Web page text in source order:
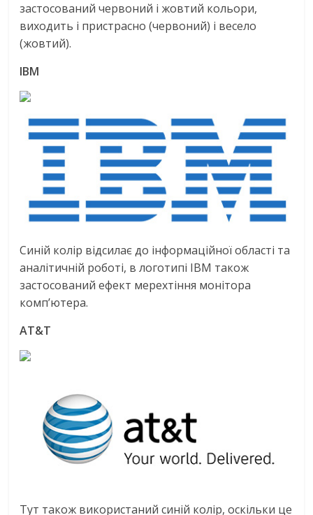
застосований червоний і жовтий кольори,
виходить і пристрасно (червоний) і весело
(жовтий).
IBM
Синій колір відсилає до інформаційної області та
аналітичній роботі, в логотипі IBM також
застосований ефект мерехтіння монітора
комп’ютера.
AT&T
Тут також використаний синій колір, оскільки це